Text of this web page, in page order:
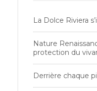
La Dolce Riviera
Nature
protection du
Derrière chaque